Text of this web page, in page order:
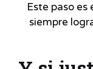
Este paso
siempre